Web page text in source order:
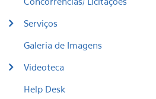
Serviços
Galeria de Imagens
Videoteca
Help Desk